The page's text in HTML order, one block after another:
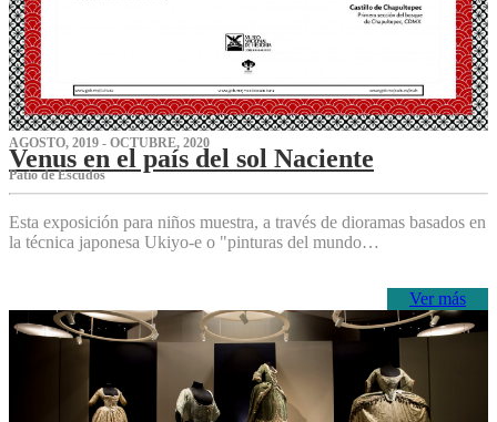
AGOSTO, 2019 - OCTUBRE, 2020
Venus en el país del sol Naciente
P‌atio de Escudos
Esta exposición para niños muestra, a través de dioramas basados en
la técnica japonesa Ukiyo-e o "pinturas del mundo…
Ver más